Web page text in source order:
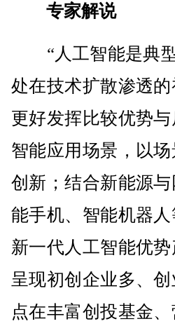
专家解说
“人工智能是典型
处在技术扩散渗透
更好发挥比较优势
智能应用场景，以
创新；结合新能源
能手机、智能机器
新一代人工智能优
呈现初创企业多、
点在丰富创投基金